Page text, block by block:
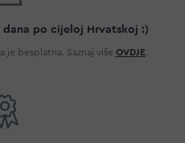
dana po cijeloj Hrvatskoj :)
je besplatna. Saznaj više OVDJE